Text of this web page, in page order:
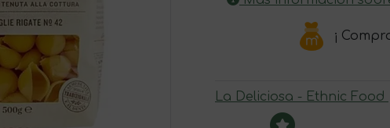
¡
La Deliciosa - Ethnic Food